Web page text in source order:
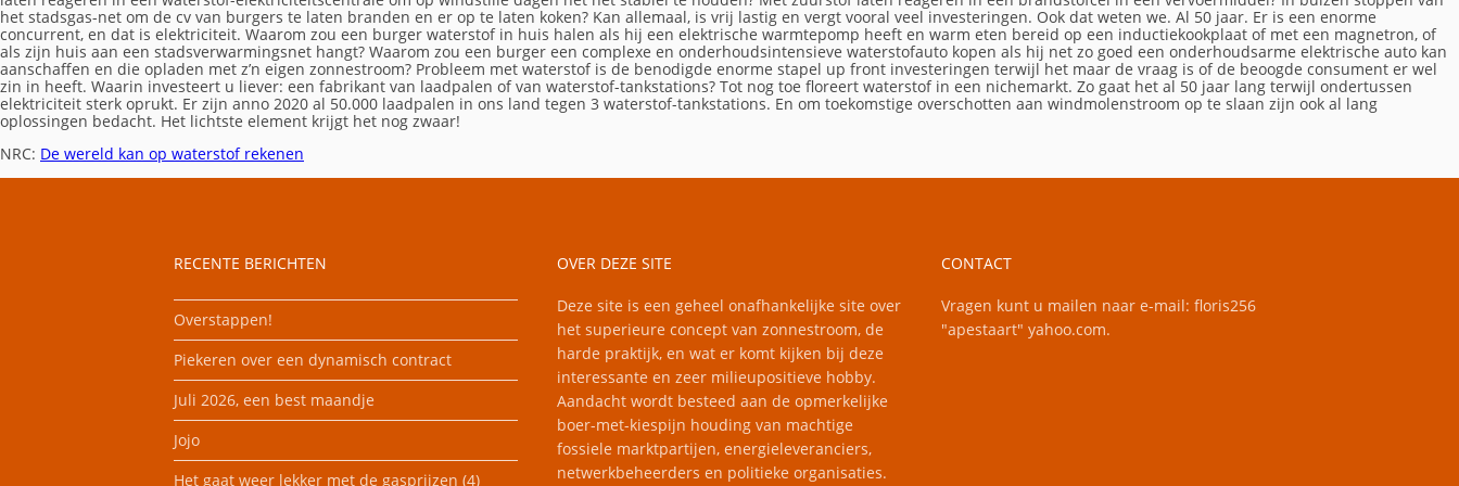
KOSTEN EN BATEN
FRAME OF BAK
RICHTING EN INVALSHOEK
TWEEDEHANDS
het stadsgas-net om de cv van burgers te laten branden en er op te laten koken? Kan allemaal, is vrij lastig en vergt vooral veel investeringen. Ook dat weten we. Al 50 jaar. Er is een enorme
concurrent, en dat is elektriciteit. Waarom zou een burger waterstof in huis halen als hij een elektrische warmtepomp heeft en warm eten bereid op een inductiekookplaat of met een magnetron, of
als zijn huis aan een stadsverwarmingsnet hangt? Waarom zou een burger een complexe en onderhoudsintensieve waterstofauto kopen als hij net zo goed een onderhoudsarme elektrische auto kan
aanschaffen en die opladen met z’n eigen zonnestroom? Probleem met waterstof is de benodigde enorme stapel up front investeringen terwijl het maar de vraag is of de beoogde consument er wel
zin in heeft. Waarin investeert u liever: een fabrikant van laadpalen of van waterstof-tankstations? Tot nog toe floreert waterstof in een nichemarkt. Zo gaat het al 50 jaar lang terwijl ondertussen
elektriciteit sterk oprukt. Er zijn anno 2020 al 50.000 laadpalen in ons land tegen 3 waterstof-tankstations. En om toekomstige overschotten aan windmolenstroom op te slaan zijn ook al lang
oplossingen bedacht. Het lichtste element krijgt het nog zwaar!
NRC: De wereld kan op waterstof rekenen
RECENTE BERICHTEN
Overstappen!
Piekeren over een dynamisch contract
Juli 2026, een best maandje
Jojo
Het gaat weer lekker met de gasprijzen (4)
OVER DEZE SITE
Deze site is een geheel onafhankelijke site over
het superieure concept van zonnestroom, de
harde praktijk, en wat er komt kijken bij deze
interessante en zeer milieupositieve hobby.
Aandacht wordt besteed aan de opmerkelijke
boer-met-kiespijn houding van machtige
fossiele marktpartijen, energieleveranciers,
netwerkbeheerders en politieke organisaties.
CONTACT
Vragen kunt u mailen naar e-mail: floris256
"apestaart" yahoo.com.